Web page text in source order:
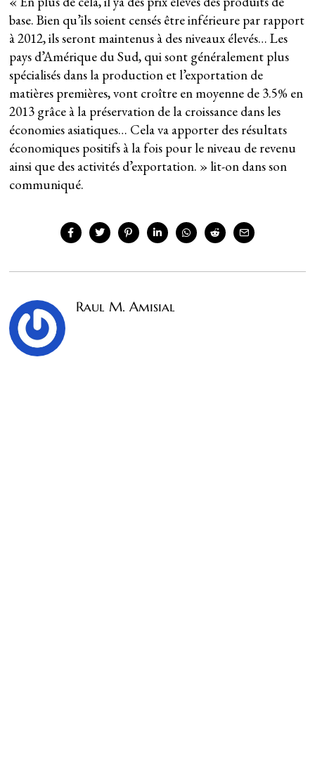
base. Bien qu’ils soient censés être inférieure par rapport
à 2012, ils seront maintenus à des niveaux élevés… Les
pays d’Amérique du Sud, qui sont généralement plus
spécialisés dans la production et l’exportation de
matières premières, vont croître en moyenne de 3.5% en
2013 grâce à la préservation de la croissance dans les
économies asiatiques… Cela va apporter des résultats
économiques positifs à la fois pour le niveau de revenu
ainsi que des activités d’exportation. » lit-on dans son
communiqué.
Raul M. Amisial